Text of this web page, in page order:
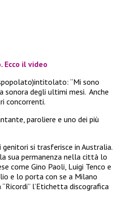
Ecco il video
“Mi sono
sonora degli ultimi mesi. Anche
concorrenti.
paroliere e uno dei più
genitori si trasferisce in Australia.
sua permanenza nella città lo
come Gino Paoli, Luigi Tenco e
e lo porta con se a Milano
l’Etichetta discografica